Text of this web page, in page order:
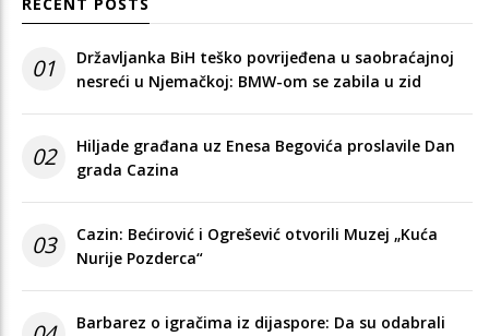
01
Državljanka BiH teško povrijeđena u saobraćajnoj
nesreći u Njemačkoj: BMW-om se zabila u zid
02
Hiljade građana uz Enesa Begovića proslavile Dan
grada Cazina
03
Cazin: Bećirović i Ogrešević otvorili Muzej „Kuća
Nurije Pozderca“
Barbarez o igračima iz dijaspore: Da su odabrali